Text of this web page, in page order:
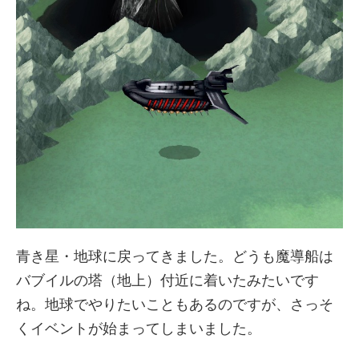
青き星・地球に戻ってきました。どうも魔導船は
バブイルの塔（地上）付近に着いたみたいです
ね。地球でやりたいこともあるのですが、さっそ
くイベントが始まってしまいました。